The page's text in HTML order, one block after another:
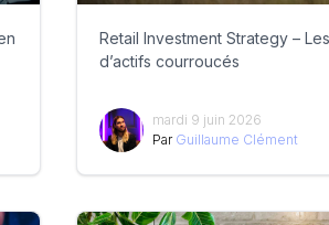
Retail Investment Strategy –
d’actifs courroucés
mardi 9 juin 2026
Par Guillaume Clément